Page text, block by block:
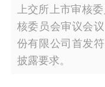
上交所上市审核
核委员会审议会
份有限公司首发
披露要求。